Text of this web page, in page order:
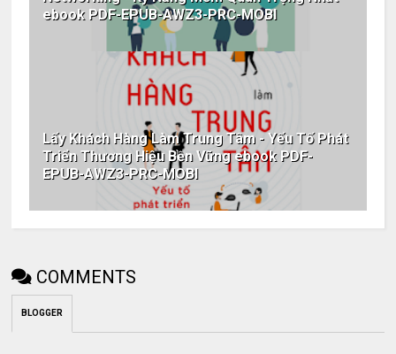
ebook PDF-EPUB-AWZ3-PRC-MOBI
Lấy Khách Hàng Làm Trung Tâm - Yếu Tố Phát
Triển Thương Hiệu Bền Vững ebook PDF-
EPUB-AWZ3-PRC-MOBI
COMMENTS
BLOGGER